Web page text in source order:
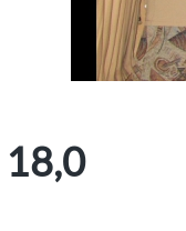
18,0